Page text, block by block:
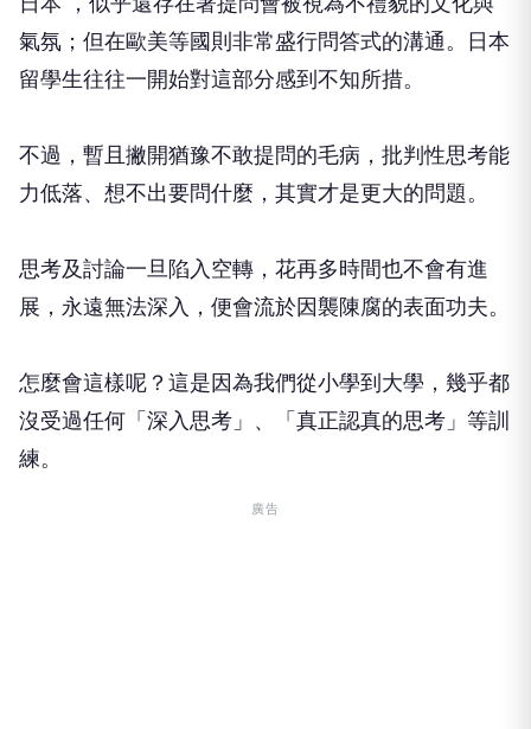
氣氛；但在歐美等國則非常盛行問答式的溝通。日本
留學生往往一開始對這部分感到不知所措。
不過，暫且撇開猶豫不敢提問的毛病，批判性思考能
力低落、想不出要問什麼，其實才是更大的問題。
思考及討論一旦陷入空轉，花再多時間也不會有進
展，永遠無法深入，便會流於因襲陳腐的表面功夫。
怎麼會這樣呢？這是因為我們從小學到大學，幾乎都
沒受過任何「深入思考」、「真正認真的思考」等訓
練。
廣告